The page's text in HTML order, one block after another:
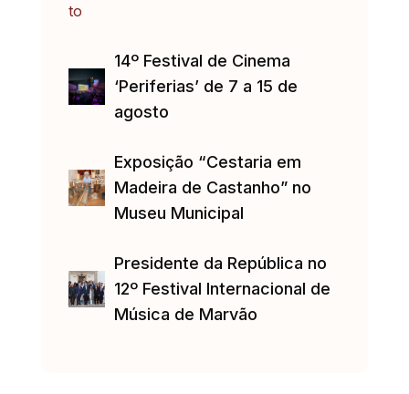
14º Festival de Cinema
‘Periferias’ de 7 a 15 de
agosto
Exposição “Cestaria em
Madeira de Castanho” no
Museu Municipal
Presidente da República no
12º Festival Internacional de
Música de Marvão